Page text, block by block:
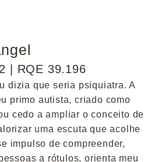
| RQE 39.196
dizia que seria psiquiatra. A
primo autista, criado como
cedo a ampliar o conceito de
uma escuta que acolhe
impulso de compreender,
a rótulos, orienta meu